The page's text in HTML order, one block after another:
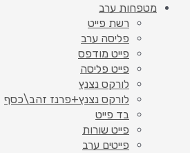
מטפחות ערב
רשת פייט
פליסה ערב
פייט מודפס
פייט פליסה
לורקס נצנץ
לורקס נצנץ+פרנז זהב\כסף
בד פייט
פייט שורות
פייטים ערב